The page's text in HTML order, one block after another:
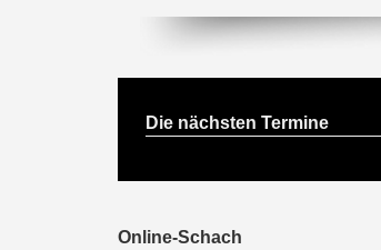
Die nächsten Termine
Online-Schach